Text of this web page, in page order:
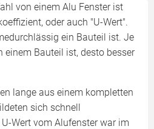
von einem Alu Fenster ist
oder auch "U-Wert".
ein Bauteil ist. Je
einem Bauteil ist, desto besser
lange aus einem kompletten
sich schnell
Wert vom Alufenster war im